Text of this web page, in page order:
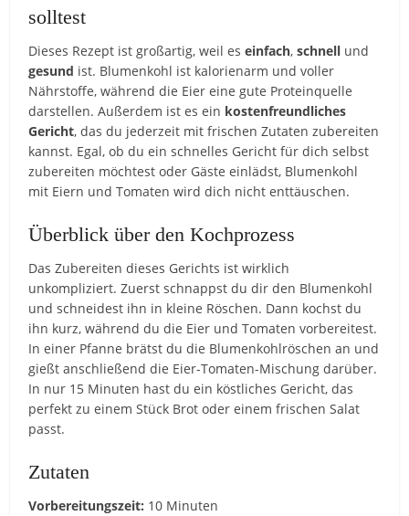
solltest
Dieses Rezept ist großartig, weil eseinfach,schnell und
gesund ist. Blumenkohl ist kalorienarm und voller
Nährstoffe, während die Eier eine gute Proteinquelle
darstellen. Außerdem ist es ein kostenfreundliches
Gericht, das du jederzeit mit frischen Zutaten zubereiten
kannst. Egal, ob du ein schnelles Gericht für dich selbst
zubereiten möchtest oder Gäste einlädst, Blumenkohl
mit Eiern und Tomaten wird dich nicht enttäuschen.
Überblick über den Kochprozess
Das Zubereiten dieses Gerichts ist wirklich
unkompliziert. Zuerst schnappst du dir den Blumenkohl
und schneidest ihn in kleine Röschen. Dann kochst du
ihn kurz, während du die Eier und Tomaten vorbereitest.
In einer Pfanne brätst du die Blumenkohlröschen an und
gießt anschließend die Eier-Tomaten-Mischung darüber.
In nur 15 Minuten hast du ein köstliches Gericht, das
perfekt zu einem Stück Brot oder einem frischen Salat
passt.
Zutaten
Vorbereitungszeit: 10 Minuten